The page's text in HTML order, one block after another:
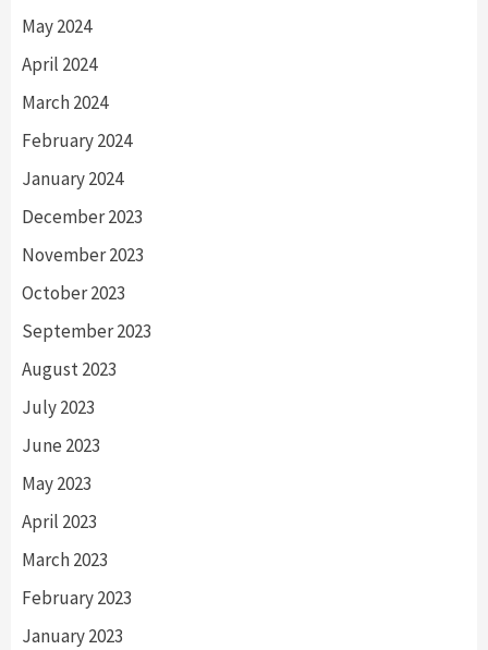
May 2024
April 2024
March 2024
February 2024
January 2024
December 2023
November 2023
October 2023
September 2023
August 2023
July 2023
June 2023
May 2023
April 2023
March 2023
February 2023
January 2023